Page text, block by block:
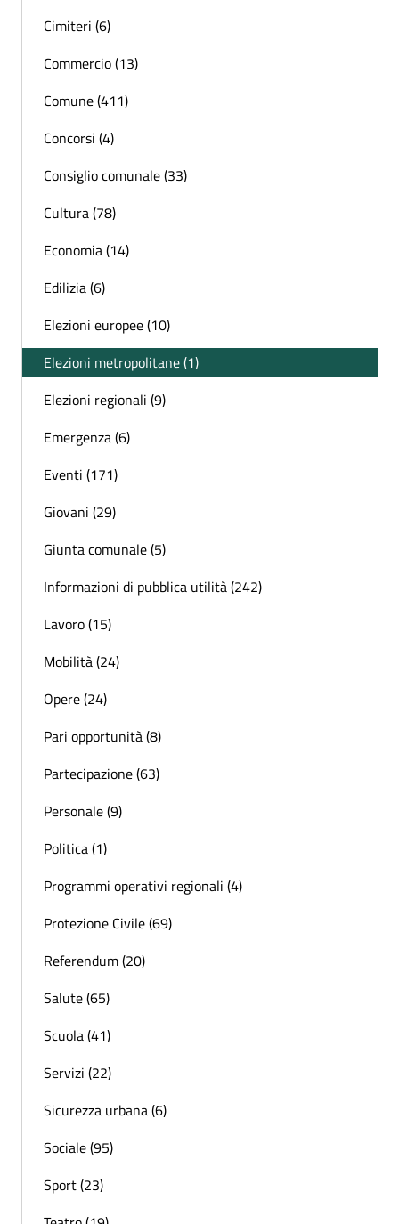
Cimiteri (6)
Commercio (13)
Comune (411)
Concorsi (4)
Consiglio comunale (33)
Cultura (78)
Economia (14)
Edilizia (6)
Elezioni europee (10)
Elezioni metropolitane (1)
Elezioni regionali (9)
Emergenza (6)
Eventi (171)
Giovani (29)
Giunta comunale (5)
Informazioni di pubblica utilità (242)
Lavoro (15)
Mobilità (24)
Opere (24)
Pari opportunità (8)
Partecipazione (63)
Personale (9)
Politica (1)
Programmi operativi regionali (4)
Protezione Civile (69)
Referendum (20)
Salute (65)
Scuola (41)
Servizi (22)
Sicurezza urbana (6)
Sociale (95)
Sport (23)